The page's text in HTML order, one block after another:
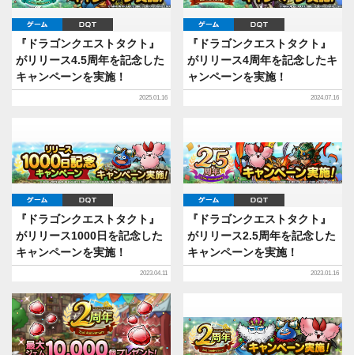
ゲーム
『ドラゴンクエストタクト』
がリリース4.5周年を記念した
キャンペーンを実施！
2025.01.16
ゲーム
『ドラゴンクエストタクト』
がリリース4周年を記念したキ
ャンペーンを実施！
2024.07.16
ゲーム
『ドラゴンクエストタクト』
がリリース1000日を記念した
キャンペーンを実施！
2023.04.11
ゲーム
『ドラゴンクエストタクト』
がリリース2.5周年を記念した
キャンペーンを実施！
2023.01.16